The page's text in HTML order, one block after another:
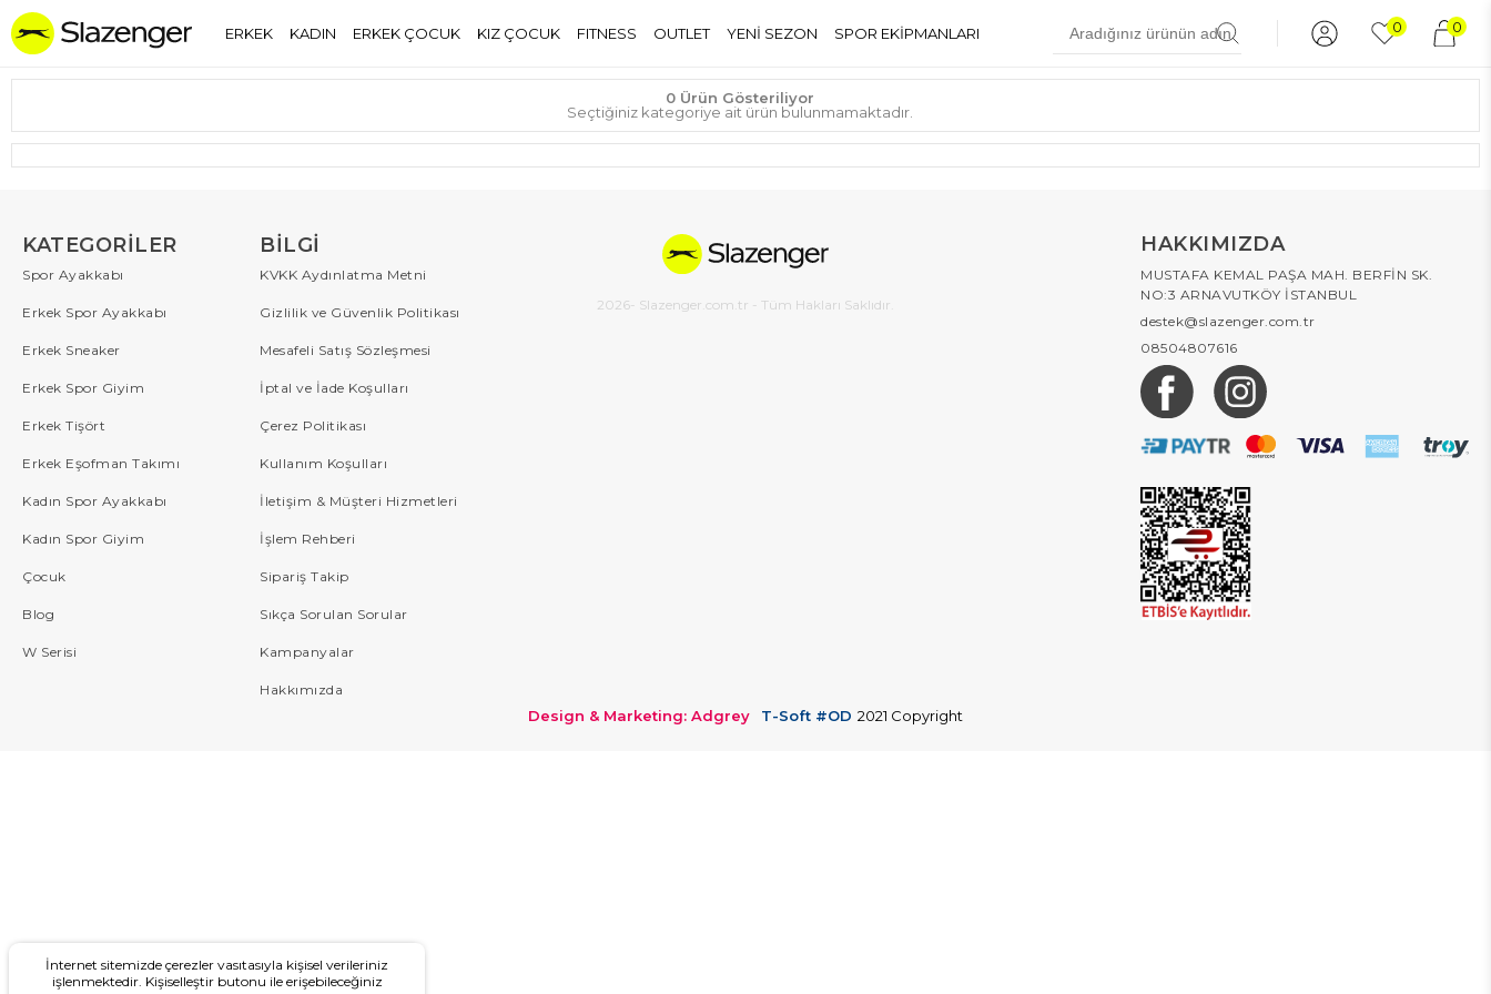
ERKEK KADIN ERKEK ÇOCUK KIZ ÇOCUK FITNESS OUTLET YENİ SEZON SPOR EKİPMANLARI 0 0
0 Ürün Gösteriliyor
Seçtiğiniz kategoriye ait ürün bulunmamaktadır.
KATEGORILER
Spor Ayakkabı
Erkek Spor Ayakkabı
Erkek Sneaker
Erkek Spor Giyim
Erkek Tişört
Erkek Eşofman Takımı
Kadın Spor Ayakkabı
Kadın Spor Giyim
Çocuk
Blog
W Serisi
BILGI
KVKK Aydınlatma Metni
Gizlilik ve Güvenlik Politikası
Mesafeli Satış Sözleşmesi
İptal ve İade Koşulları
Çerez Politikası
Kullanım Koşulları
İletişim & Müşteri Hizmetleri
İşlem Rehberi
Sipariş Takip
Sıkça Sorulan Sorular
Kampanyalar
Hakkımızda
2026- Slazenger.com.tr - Tüm Hakları Saklıdır.
HAKKIMIZDA
MUSTAFA KEMAL PAŞA MAH. BERFİN SK.
NO:3 ARNAVUTKÖY İSTANBUL
destek@slazenger.com.tr
08504807616
Design & Marketing: Adgrey T-Soft #OD 2021 Copyright
İnternet sitemizde çerezler vasıtasıyla kişisel verileriniz
işlenmektedir. Kişiselleştir butonu ile erişebileceğiniz